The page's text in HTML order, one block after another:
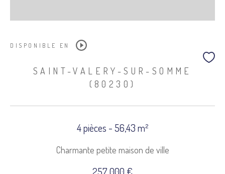
DISPONIBLE EN
SAINT-VALERY-SUR-SOMME
(80230)
4 pièces - 56,43 m²
Charmante petite maison de ville
257 000 €